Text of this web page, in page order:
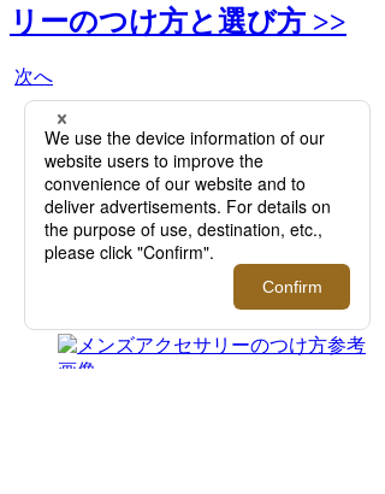
リーのつけ方と選び方 >>
次へ